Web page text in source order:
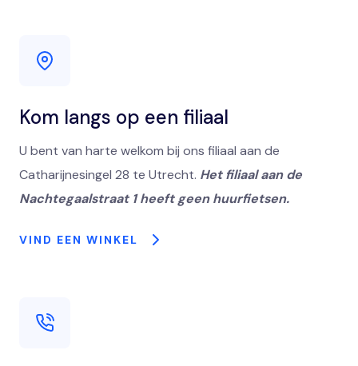
Kom langs op een filiaal
U bent van harte welkom bij ons filiaal aan de
Catharijnesingel 28 te Utrecht. Het filiaal aan de
Nachtegaalstraat 1 heeft geen huurfietsen.
VIND EEN WINKEL